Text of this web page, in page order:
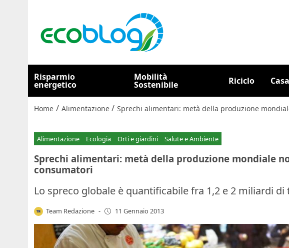
Risparmio
energetico
Mobilità
Sostenibile Riciclo Casa
Home / Alimentazione / Sprechi alimentari: metà della produzione
Alimentazione Ecologia Orti e giardini Salute e Ambiente
Sprechi alimentari: metà della produzione mondiale
consumatori
Lo spreco globale è quantificabile fra 1,2 e 2 miliardi
Team Redazione - 11 Gennaio 2013